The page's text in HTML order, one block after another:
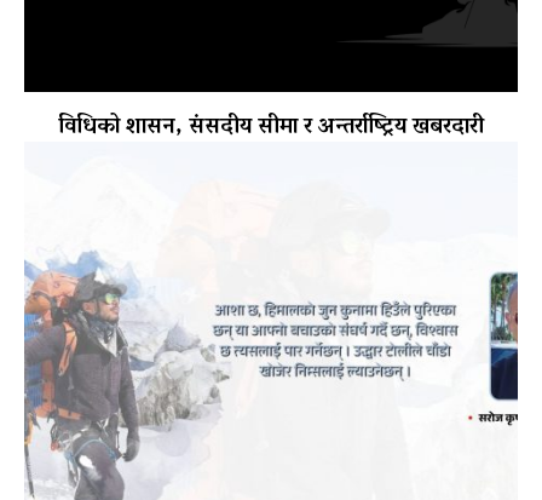
विधिको शासन, संसदीय सीमा र अन्तर्राष्ट्रिय खबरदारी